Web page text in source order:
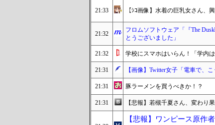
21:33 【ｼｺ画像】水着の巨乳女さん、
21:32
フロムソフトウェア「『The
とうございました」
21:32 学校にスマホはいらん！「学内
21:31 【画像】Twitter女子「電車で
21:31 豚ラーメンを買うべきか！？
21:31 【悲報】若槻千夏さん、変わり
【悲報】ワンピース原作